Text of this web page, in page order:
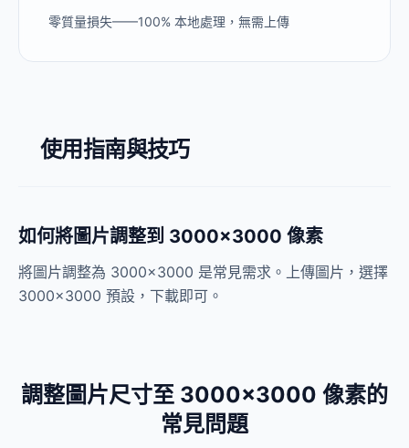
零質量損失——100% 本地處理，無需上傳
使用指南與技巧
如何將圖片調整到 3000×3000 像素
將圖片調整為 3000×3000 是常見需求。上傳圖片，選擇
3000×3000 預設，下載即可。
調整圖片尺寸至 3000×3000 像素的
常見問題